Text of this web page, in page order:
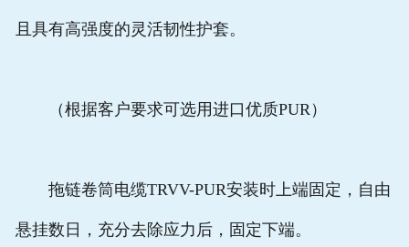
且具有高强度的灵活韧性护套。
（根据客户要求可选用进口优质PUR）
拖链卷筒电缆TRVV-PUR安装时上端固定，自由
悬挂数日，充分去除应力后，固定下端。